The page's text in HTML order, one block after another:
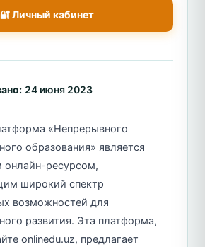
🔐 Личный кабинет
24 июня 2023
«Непрерывного
образования» является
онлайн-ресурсом,
широкий спектр
возможностей для
развития. Эта платформа,
onlinedu.uz, предлагает